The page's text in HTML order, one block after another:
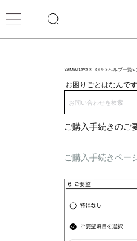
YAMADAYA STORE>ヘルプ一覧>
お困りごとはなんで
ご購入手続きのご
ご購入手続きペー